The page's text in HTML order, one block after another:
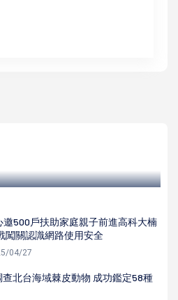
邀500戶扶助家庭親子前進高科大楠
闖關認識網路使用安全
04/27
北台海域棘皮動物 成功鑑定58種